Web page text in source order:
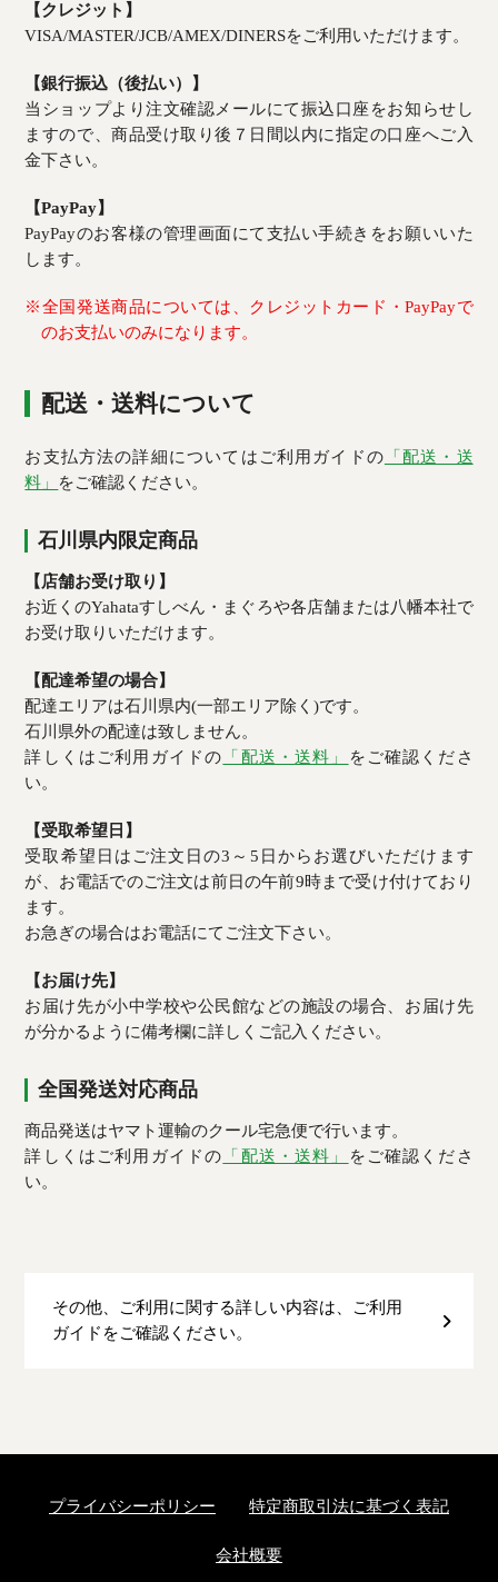
【クレジット】
VISA/MASTER/JCB/AMEX/DINERSをご利用いただけます。
【銀行振込（後払い）】
当ショップより注文確認メールにて振込口座をお知らせし
ますので、商品受け取り後７日間以内に指定の口座へご入
金下さい。
【PayPay】
PayPayのお客様の管理画面にて支払い手続きをお願いいた
します。
※全国発送商品については、クレジットカード・PayPayで
のお支払いのみになります。
配送・送料について
お支払方法の詳細についてはご利用ガイドの 「配送・送
料」 をご確認ください。
石川県内限定商品
【店舗お受け取り】
お近くのYahataすしべん・まぐろや各店舗または八幡本社で
お受け取りいただけます。
【配達希望の場合】
配達エリアは石川県内(一部エリア除く)です。
石川県外の配達は致しません。
詳しくはご利用ガイドの 「配送・送料」
をご確認くださ
い。
【受取希望日】
受取希望日はご注文日の3～5日からお選びいただけます
が、お電話でのご注文は前日の午前9時まで受け付けており
ます。
お急ぎの場合はお電話にてご注文下さい。
【お届け先】
お届け先が小中学校や公民館などの施設の場合、お届け先
が分かるように備考欄に詳しくご記入ください。
全国発送対応商品
商品発送はヤマト運輸のクール宅急便で行います。
詳しくはご利用ガイドの 「配送・送料」
をご確認くださ
い。
その他、ご利用に関する詳しい内容は、ご利用
ガイドをご確認ください。
プライバシーポリシー 特定商取引法に基づく表記
会社概要